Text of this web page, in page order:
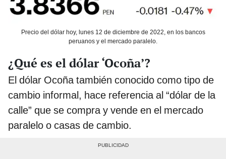
Precio del dólar hoy, lunes 12 de diciembre de 2022, en los bancos
peruanos y el mercado paralelo.
¿Qué es el dólar ‘Ocoña’?
El dólar Ocoña también conocido como tipo de
cambio informal, hace referencia al “dólar de la
calle” que se compra y vende en el mercado
paralelo o casas de cambio.